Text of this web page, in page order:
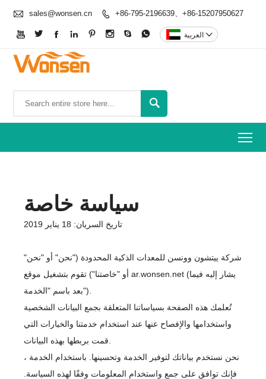
 sales@wonsen.cn  +86-795-2196639、+86-15207950627
        العربية 

سياسة خاصة
تاريخ السريان: 18 يناير 2019
شركة ييتشون وونسن للمعدات الذكية المحدودة ("نحن" أو "نحن"
أو "خاصتنا") تقوم بتشغيل موقع ar.wonsen.net (يشار إليه فيما
بعد باسم "الخدمة").
تُعلمك هذه الصفحة بسياساتنا المتعلقة بجمع البيانات الشخصية
واستخدامها والإفصاح عنها عند استخدام خدمتنا والخيارات التي
نحن نستخدم بياناتك لتوفير الخدمة وتحسينها. باستخدام الخدمة ،
فإنك توافق على جمع واستخدام المعلومات وفقًا لهذه السياسة.